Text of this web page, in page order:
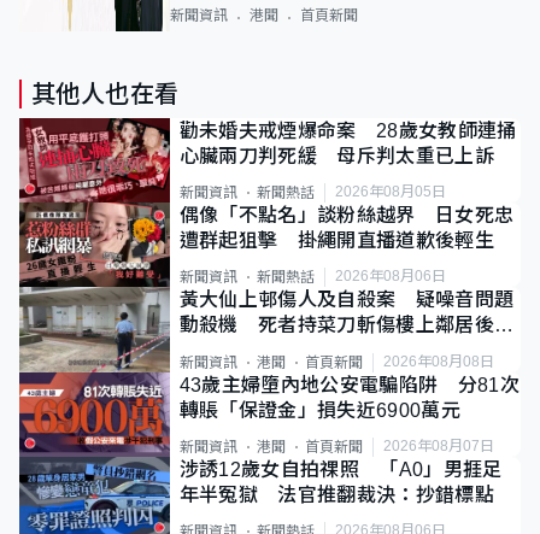
新聞資訊 港聞 首頁新聞
其他人也在看
勸未婚夫戒煙爆命案 28歲女教師連捅
心臟兩刀判死緩 母斥判太重已上訴
新聞資訊 新聞熱話 2026年08月05日
偶像「不點名」談粉絲越界 日女死忠
遭群起狙擊 掛繩開直播道歉後輕生
新聞資訊 新聞熱話 2026年08月06日
黃大仙上邨傷人及自殺案 疑噪音問題
動殺機 死者持菜刀斬傷樓上鄰居後墮
新聞資訊 港聞 首頁新聞 2026年08月08日
43歲主婦墮內地公安電騙陷阱 分81次
轉賬「保證金」損失近6900萬元
新聞資訊 港聞 首頁新聞 2026年08月07日
涉誘12歲女自拍祼照 「A0」男捱足
年半冤獄 法官推翻裁決：抄錯標點
2026年08月06日